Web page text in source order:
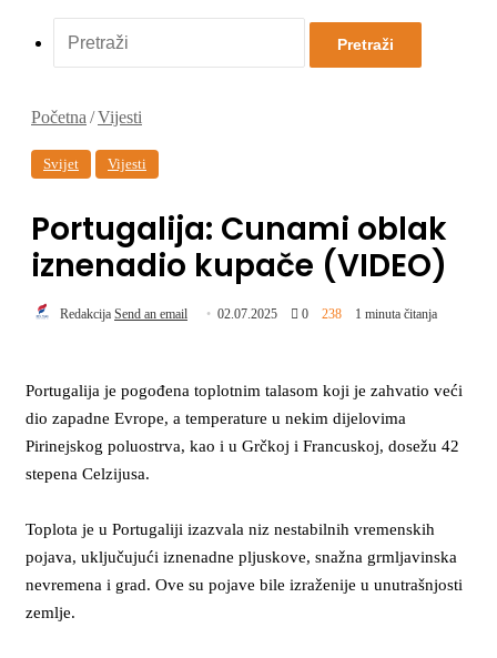
Pretraži
Početna /Vijesti
Svijet Vijesti
Portugalija: Cunami oblak
iznenadio kupače (VIDEO)
Redakcija Send an email 02.07.2025 0 238 1 minuta čitanja
Portugalija je pogođena toplotnim talasom koji je zahvatio veći
dio zapadne Evrope, a temperature u nekim dijelovima
Pirinejskog poluostrva, kao i u Grčkoj i Francuskoj, dosežu 42
stepena Celzijusa.
Toplota je u Portugaliji izazvala niz nestabilnih vremenskih
pojava, uključujući iznenadne pljuskove, snažna grmljavinska
nevremena i grad. Ove su pojave bile izraženije u unutrašnjosti
zemlje.